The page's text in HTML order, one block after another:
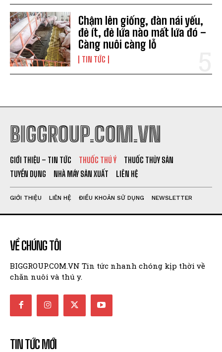
Chậm lên giống, đàn nái yếu,
đẻ ít, đẻ lứa nào mất lứa đó –
Càng nuôi càng lỗ
TIN TỨC
BIGGROUP.COM.VN
GIỚI THIỆU – TIN TỨC THUỐC THÚ Ý
THUỐC THỦY SẢN
TUYỂN DỤNG
NHÀ MÁY SẢN XUẤT LIÊN HỆ
GIỚI THIỆU LIÊN HỆ ĐIỀU KHOẢN SỬ DỤNG NEWSLETTER
VỀ CHÚNG TÔI
BIGGROUP.COM.VN Tin tức nhanh chóng kịp thời về
chăn nuôi và thú y.
TIN TỨC MỚI